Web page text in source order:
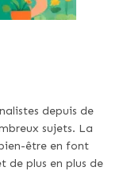
depuis de
sujets. La
être en font
de plus en plus de